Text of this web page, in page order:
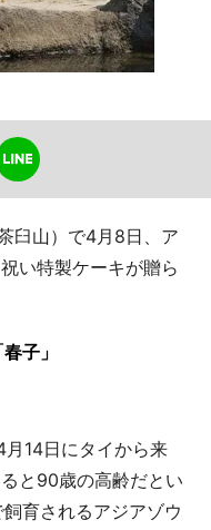
臼山）で4月8日、ア
い特製ケーキが贈ら
子」
14日にタイから来
と90歳の高齢だとい
育されるアジアゾウ